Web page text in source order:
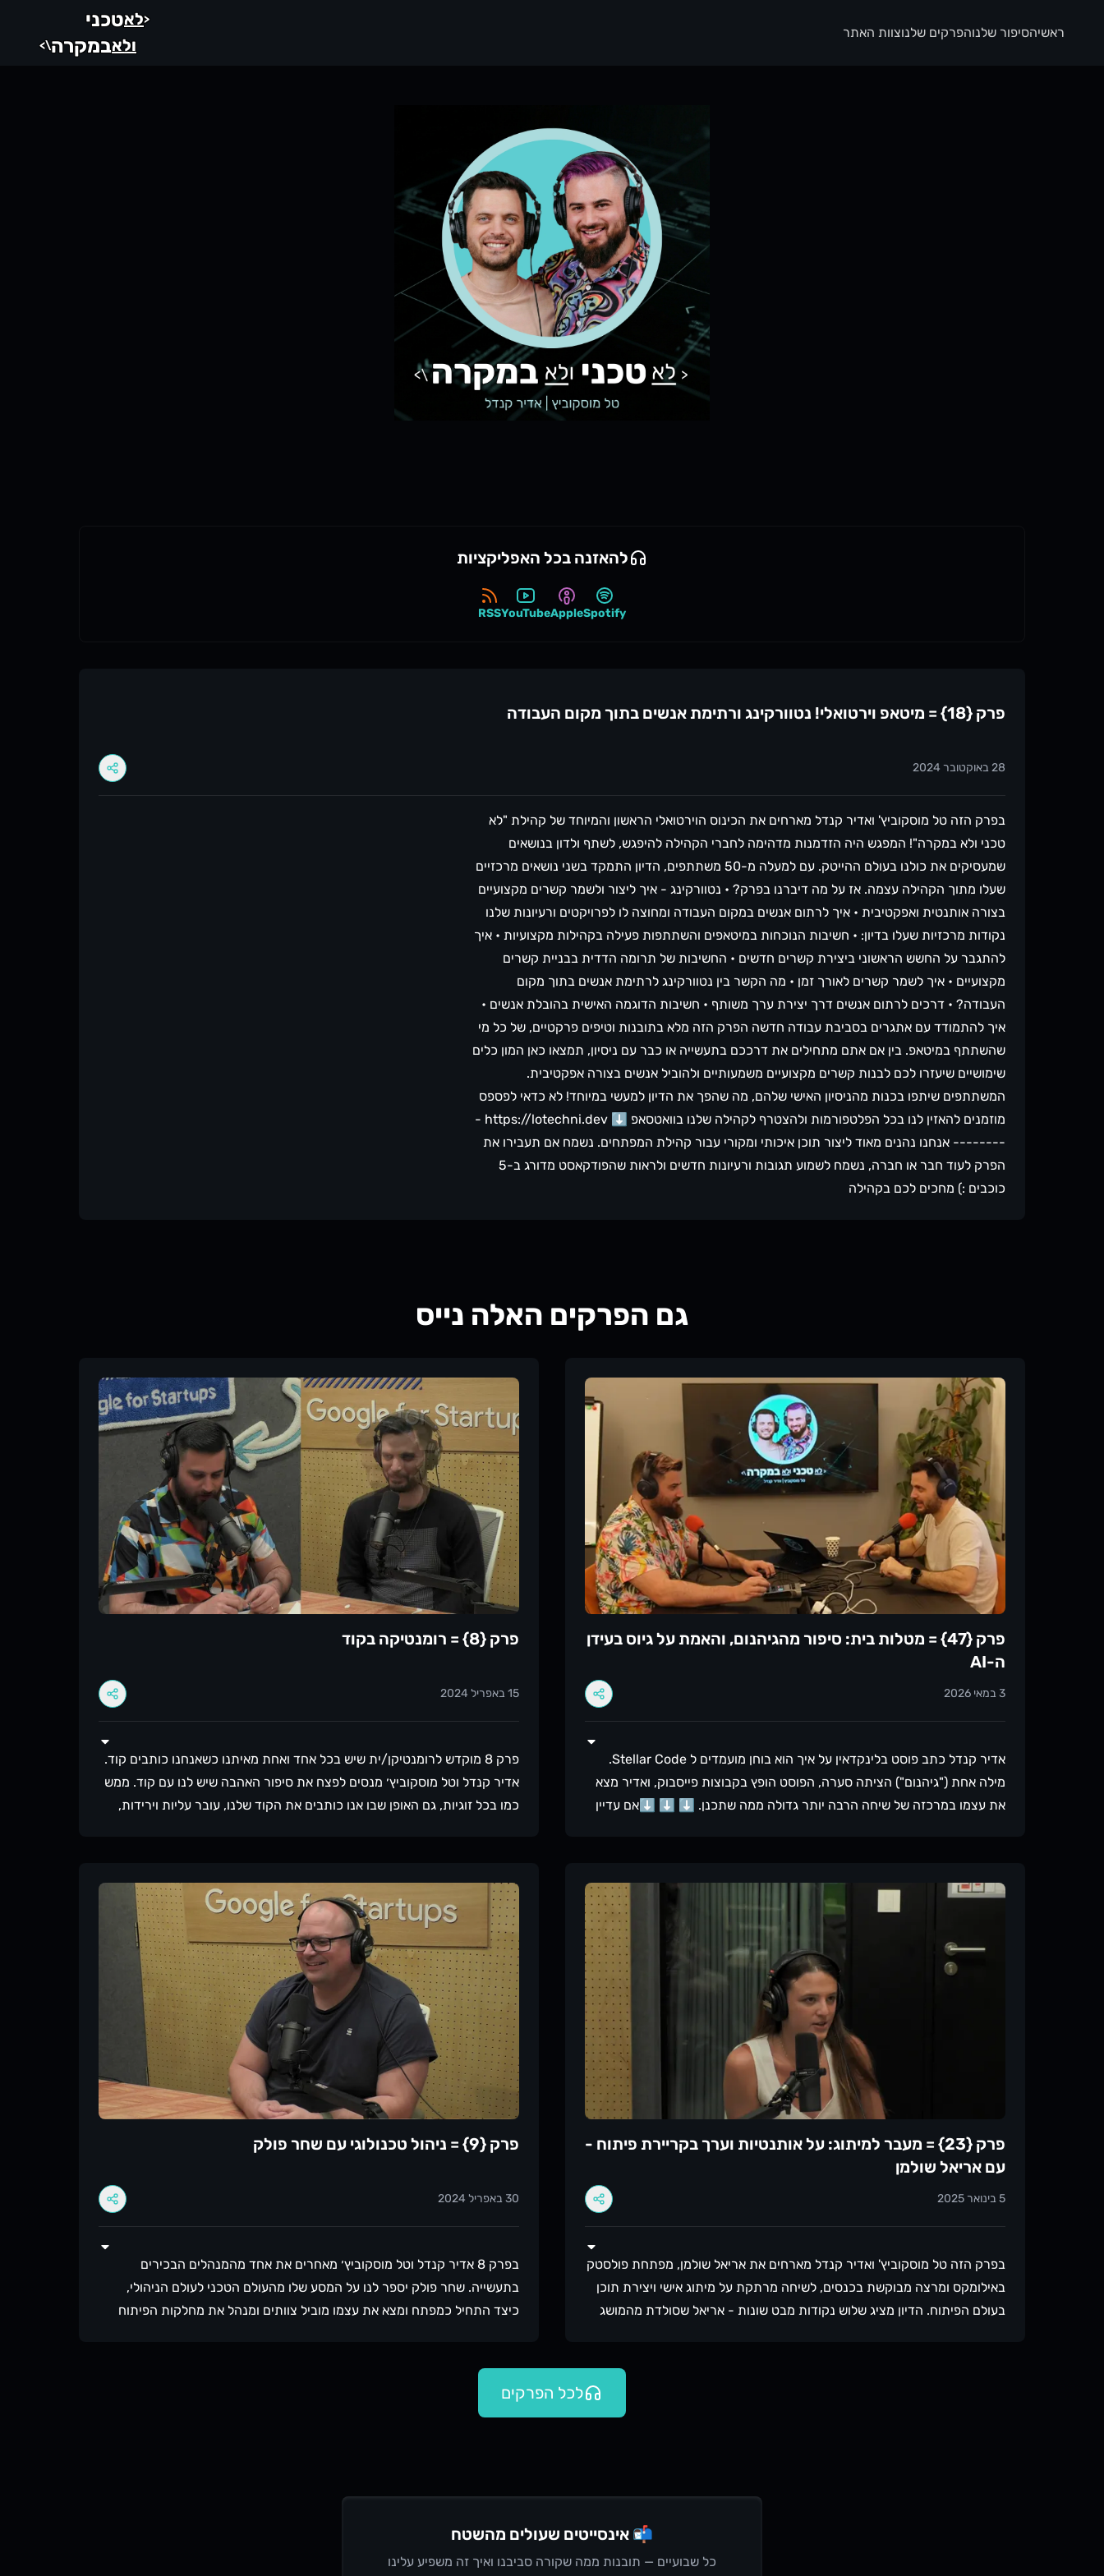
ראשיהסיפור שלנוהפרקים שלנוצוות האתר
<לאטכני
ולאבמקרה\>
להאזנה בכל האפליקציות
Spotify
Apple
YouTube
RSS
פרק {18} = מיטאפ וירטואלי! נטוורקינג ורתימת אנשים בתוך מקום העבודה
28 באוקטובר 2024
בפרק הזה טל מוסקוביץ' ואדיר קנדל מארחים את הכינוס הוירטואלי הראשון והמיוחד של קהילת "לא
טכני ולא במקרה"! המפגש היה הזדמנות מדהימה לחברי הקהילה להיפגש, לשתף ולדון בנושאים
שמעסיקים את כולנו בעולם ההייטק. עם למעלה מ-50 משתתפים, הדיון התמקד בשני נושאים מרכזיים
שעלו מתוך הקהילה עצמה. אז על מה דיברנו בפרק? • נטוורקינג - איך ליצור ולשמר קשרים מקצועיים
בצורה אותנטית ואפקטיבית • איך לרתום אנשים במקום העבודה ומחוצה לו לפרויקטים ורעיונות שלנו
נקודות מרכזיות שעלו בדיון: • חשיבות הנוכחות במיטאפים והשתתפות פעילה בקהילות מקצועיות • איך
להתגבר על החשש הראשוני ביצירת קשרים חדשים • החשיבות של תרומה הדדית בבניית קשרים
מקצועיים • איך לשמר קשרים לאורך זמן • מה הקשר בין נטוורקינג לרתימת אנשים בתוך מקום
העבודה? • דרכים לרתום אנשים דרך יצירת ערך משותף • חשיבות הדוגמה האישית בהובלת אנשים •
איך להתמודד עם אתגרים בסביבת עבודה חדשה הפרק הזה מלא בתובנות וטיפים פרקטיים, של כל מי
שהשתתף במיטאפ. בין אם אתם מתחילים את דרככם בתעשייה או כבר עם ניסיון, תמצאו כאן המון כלים
שימושיים שיעזרו לכם לבנות קשרים מקצועיים משמעותיים ולהוביל אנשים בצורה אפקטיבית.
המשתתפים שיתפו בכנות מהניסיון האישי שלהם, מה שהפך את הדיון למעשי במיוחד! לא כדאי לפספס
מוזמנים להאזין לנו בכל הפלטפורמות ולהצטרף לקהילה שלנו בוואטסאפ ⬇️ https://lotechni.dev
-
-------- אנחנו נהנים מאוד ליצור תוכן איכותי ומקורי עבור קהילת המפתחים. נשמח אם תעבירו את
הפרק לעוד חבר או חברה, נשמח לשמוע תגובות ורעיונות חדשים ולראות שהפודקאסט מדורג ב-5
כוכבים :) מחכים לכם בקהילה
גם הפרקים האלה נייס
עבור לעמוד שלפרק {47} = מטלות בית: סיפור מהגיהנום, והאמת על גיוס בעידן
ה-AI
3 במאי 2026
אדיר קנדל כתב פוסט בלינקדאין על איך הוא בוחן מועמדים ל Stellar Code.
מילה אחת ("גיהנום") הציתה סערה, הפוסט הופץ בקבוצות פייסבוק, ואדיר מצא
את עצמו במרכזה של שיחה הרבה יותר גדולה ממה שתכנן. ⬇️ ⬇️ ⬇️אם עדיין
אפשר לדבר על מטלות בית בלי לדבר על AI, אובר-דו, ומה זה אומר להיות מפתח
בעידן שבו כותבים קוד דרך סוכנים.רגע אחד זכור במיוחד:"בסוף הקוד שיצא הוא
של מי? של המועמד ולא של ה AI." על מה דיברנו הפעם?מילה אחת שהטריגה
אלפים: למה "מטלת בית מהגיהנום" נגעה בעצב פתוח בתעשייה. ואיך אדיר ניסה
לעשות סדר בסערה?איך נראית מטלת בית שעובדת?הפרדוקס של האובר-דוקוד
ריוויו עם AIטל משתף איך Imagen מראיינת ומגייסתחברות שלא שדרגו מטלות
בית לעידן ה-AI------מוזמנים להאזין לנו בכל הפלטפורמות ולהצטרף לקהילה
שלנו בוואטסאפ ⬇️https://lotechni.devאנחנו נהנים מאוד ליצור תוכן איכותי
ומקורי עבור קהילת המפתחים. נשמח אם תעבירו את הפרק לעוד חבר או חברה,
נשמח לשמוע תגובות ורעיונות חדשים ולראות שהפודקאסט מדורג ב-5 כוכבים :)
עבור לעמוד של
פרק {8} = רומנטיקה בקוד
15 באפריל 2024
פרק 8 מוקדש לרומנטיקן/ית שיש בכל אחד ואחת מאיתנו כשאנחנו כותבים קוד.
אדיר קנדל וטל מוסקוביץ׳ מנסים לפצח את סיפור האהבה שיש לנו עם קוד. ממש
כמו בכל זוגיות, גם האופן שבו אנו כותבים את הקוד שלנו, עובר עליות וירידות,
יכולים לאתגר את עצמם? איך משדרגים את היום-יום בעבודה? איך מתאהבים
בקוד דרך פרויקט אישי? איך מזהים מקום שיוכל לאתגר אותנו עוד בשלב
הראיונות? מוזמנים להאזין לנו בכל הפלטפורמות ולהצטרף לקהילה שלנו
בוואטסאפ 👇 ⁠⁠⁠⁠⁠⁠⁠https://lotechni.dev⁠⁠⁠⁠⁠ __ אנחנו נהנים מאוד ליצור תוכן איכותי
ומקורי עבור קהילת המפתחים. נשמח אם תעבירו את הפרק לעוד חבר או חברה,
נשמח לשמוע תגובות ורעיונות חדשים ולראות שהפודקאסט מדורג ב-5 כוכבים :)
מחכים לכם בקהילה
עבור לעמוד שלפרק {23} = מעבר למיתוג: על אותנטיות וערך בקריירת פיתוח -
עם אריאל שולמן
5 בינואר 2025
בפרק הזה טל מוסקוביץ' ואדיר קנדל מארחים את אריאל שולמן, מפתחת פולסטק
באילומקס ומרצה מבוקשת בכנסים, לשיחה מרתקת על מיתוג אישי ויצירת תוכן
בעולם הפיתוח. הדיון מציג שלוש נקודות מבט שונות - אריאל שסולדת מהמושג
אז על מה דיברנו בפרק? הדעות השונות על חשיבות המיתוג האישי בקריירת
תוכן האם כל מפתח חייב למתג את עצמו? איך להתמודד עם תסמונת המתחזה
בעולם התחרותי של היום, לבין החשיבות של להישאר נאמנים לעצמנו. בין אם
אתם מזדהים עם הגישה של אריאל שמאמינה בלתת לדברים לקרות באופן טבעי,
עבור לעמוד של
פרק {9} = ניהול טכנולוגי עם שחר פולק
30 באפריל 2024
בפרק 8 אדיר קנדל וטל מוסקוביץ׳ מאחרים את אחד מהמנהלים הבכירים
בתעשייה. שחר פולק יספר לנו על המסע שלו מהעולם הטכני לעולם הניהולי,
כיצד התחיל כמפתח ומצא את עצמו מוביל צוותים ומנהל את מחלקות הפיתוח
הכלים שמנהל צריך לדעת להפעיל כדי להיות אפקטיבי? איך ניהול טוב יכול
לשפר את המוטיבציה והתפוקה בצוות? שחר יחלוק איתנו את הלקחים שלמד
ליצור סביבת עבודה מעוררת השראה. הלינקדאין של שחר:
טליתמן (מפתחים מחוץ לקופסה)
לכל הפרקים
📬 אינסייטים שעולים מהשטח
כל שבועיים — תובנות ממה שקורה סביבנו ואיך זה משפיע עלינו